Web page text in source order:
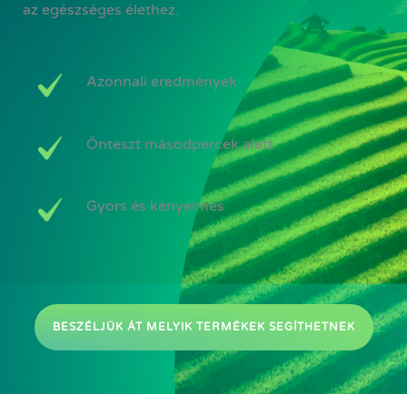
az egészséges élethez.
Azonnali eredmények
Önteszt másodpercek alatt
Gyors és kényelmes
BESZÉLJÜK ÁT MELYIK TERMÉKEK SEGÍTHETNEK